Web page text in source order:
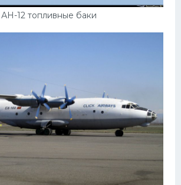
АН-12 топливные баки